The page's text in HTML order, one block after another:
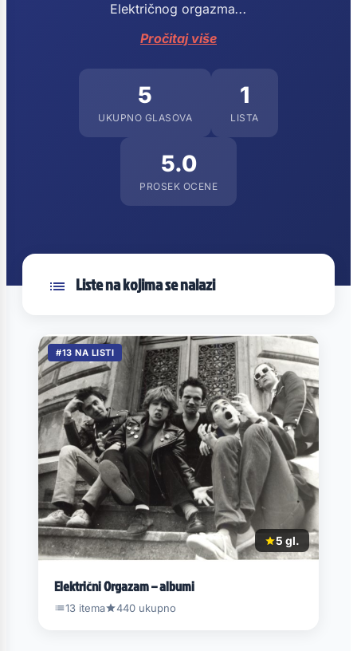
Električnog orgazma...
Pročitaj više
5
UKUPNO GLASOVA
1
LISTA
5.0
PROSEK OCENE
Liste na kojima se nalazi
#13 NA LISTI
5 gl.
Električni Orgazam – albumi
13 itema 440 ukupno